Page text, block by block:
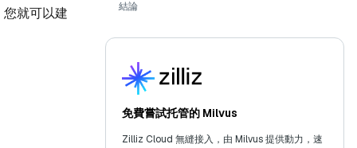
就可以建
結論
免費嘗試托管的 Milvus
Zilliz Cloud 無縫接入，由 Milvus 提供動力，速